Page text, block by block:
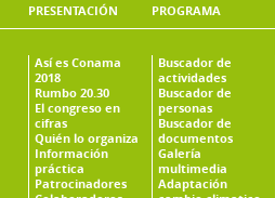
PRESENTACIÓN
Así es Conama
2018
Rumbo 20.30
El congreso en
cifras
Quién lo organiza
Información
práctica
Patrocinadores
PROGRAMA
Buscador de
actividades
Buscador de
personas
Buscador de
documentos
Galería
multimedia
Adaptación